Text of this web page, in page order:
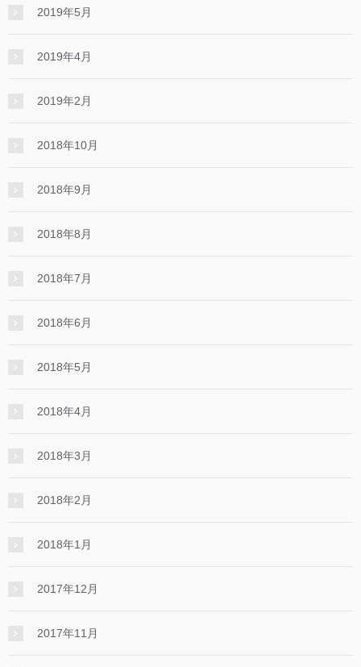
2019年5月
2019年4月
2019年2月
2018年10月
2018年9月
2018年8月
2018年7月
2018年6月
2018年5月
2018年4月
2018年3月
2018年2月
2018年1月
2017年12月
2017年11月